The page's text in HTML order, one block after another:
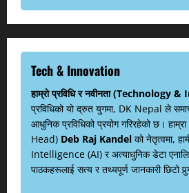
Tech & Innovation
हाम्रो प्रविधि र नवीनता (Technology
प्रविधिको यो द्रुत युगमा, DK Nepal ले
आधुनिक प्रविधिको प्रयोग गरिरहेको छ।
Head) Deb Raj Kandel को नेतृत्वमा,
Intelligence (AI) र अत्याधुनिक डेटा
पाठकहरूलाई सत्य र तथ्यपूर्ण जानकारी छिटो